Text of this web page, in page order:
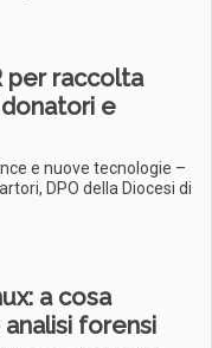
per raccolta
e
e nuove tecnologie –
DPO della Diocesi di
a cosa
forensi